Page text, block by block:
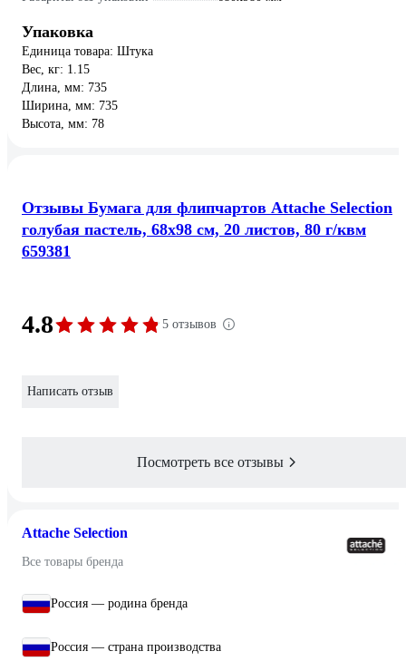
Упаковка
Единица товара: Штука
Вес, кг: 1.15
Длина, мм: 735
Ширина, мм: 735
Высота, мм: 78
Отзывы Бумага для флипчартов Attache Selection
голубая пастель, 68х98 см, 20 листов, 80 г/квм
659381
4.8 5 отзывов
Написать отзыв
Посмотреть все отзывы
Attache Selection
Все товары бренда
Россия — родина бренда
Россия — страна производства